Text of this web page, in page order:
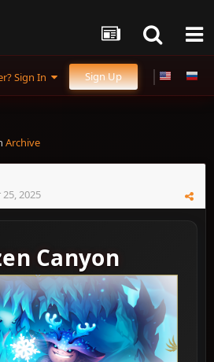
Sign In Sign Up
Archive
2025
Canyon